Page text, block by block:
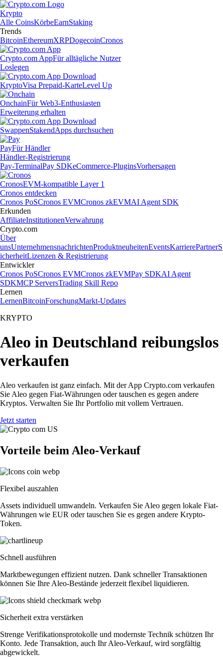
Krypto
Alle CoinsKörbeEarnStaking
Trends
BitcoinEthereumXRPDogecoinCronos
Crypto.com AppFür alltägliche Nutzer
Loslegen
KryptoVisa Prepaid-KarteLevel Up
OnchainFür Web3-Enthusiasten
Erweiterung erhalten
SwappenStakendApps durchsuchen
PayFür Händler
Händler-Registrierung
Pay-TerminalPay SDKeCommerce-PluginsVorhersagen
CronosEVM-kompatible Layer 1
Cronos entdecken
Cronos PoSCronos EVMCronos zkEVMAI Agent SDK
Erkunden
AffiliateInstitutionenVerwahrung
Crypto.com
Über
unsUnternehmensnachrichtenProduktneuheitenEventsKarrierePartnerS
icherheitLizenzen & Registrierung
Entwickler
Cronos PoSCronos EVMCronos zkEVMPay SDKAI Agent
SDKMCP ServersTrading Skill Repo
Lernen
LernenBitcoinForschungMarkt-Updates
KRYPTO
Aleo in Deutschland reibungslos
verkaufen
Aleo verkaufen ist ganz einfach. Mit der App Crypto.com verkaufen
Sie Aleo gegen Fiat-Währungen oder tauschen es gegen andere
Kryptos. Verwalten Sie Ihr Portfolio mit vollem Vertrauen.
Jetzt starten
Vorteile beim Aleo-Verkauf
Flexibel auszahlen
Assets individuell umwandeln. Verkaufen Sie Aleo gegen lokale Fiat-
Währungen wie EUR oder tauschen Sie es gegen andere Krypto-
Token.
Schnell ausführen
Marktbewegungen effizient nutzen. Dank schneller Transaktionen
können Sie Ihre Aleo-Bestände jederzeit flexibel liquidieren.
Sicherheit extra verstärken
Strenge Verifikationsprotokolle und modernste Technik schützen Ihr
Konto. Jede Transaktion, auch Ihr Aleo-Verkauf, wird sorgfältig
abgewickelt.